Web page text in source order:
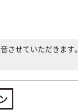
させていただきます。